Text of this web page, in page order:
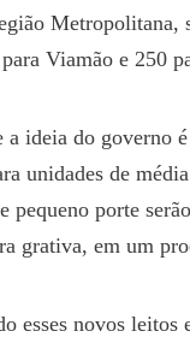
Metropolitana,
Viamão e 250
ideia do governo é
unidades de
pequeno porte
grativa, em um
esses novos